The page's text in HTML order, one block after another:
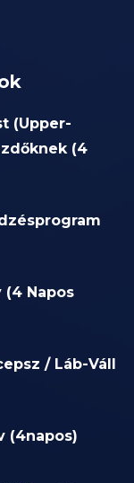
(Upper-
(4
(4 Napos
/ Láb-Váll
(4napos)